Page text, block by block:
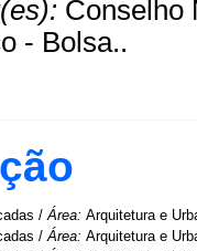
Conselho
- Bolsa..
/Área: Arquitetura e
/Área: Arquitetura e